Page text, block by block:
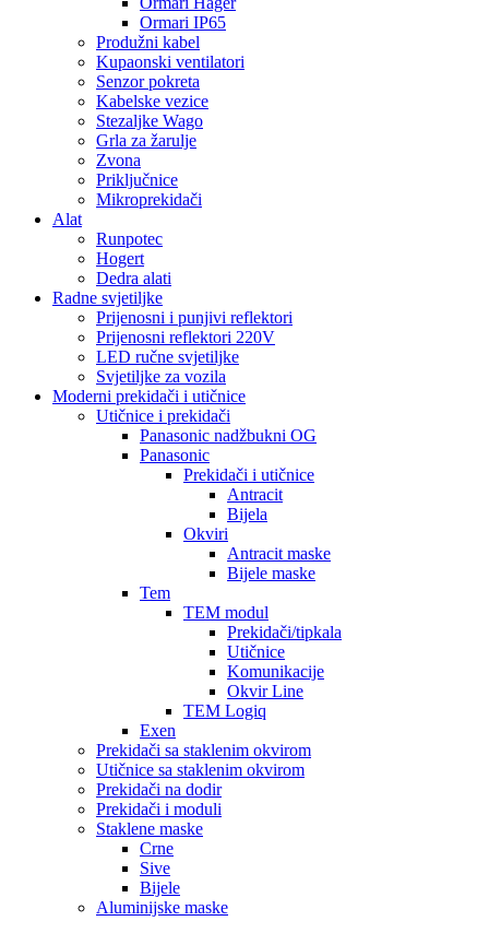
Ormari IP65
Produžni kabel
Kupaonski ventilatori
Senzor pokreta
Kabelske vezice
Stezaljke Wago
Grla za žarulje
Zvona
Priključnice
Mikroprekidači
Alat
Runpotec
Hogert
Dedra alati
Radne svjetiljke
Prijenosni i punjivi reflektori
Prijenosni reflektori 220V
LED ručne svjetiljke
Svjetiljke za vozila
Moderni prekidači i utičnice
Utičnice i prekidači
Panasonic nadžbukni OG
Panasonic
Prekidači i utičnice
Antracit
Bijela
Okviri
Antracit maske
Bijele maske
Tem
TEM modul
Prekidači/tipkala
Utičnice
Komunikacije
Okvir Line
TEM Logiq
Exen
Prekidači sa staklenim okvirom
Utičnice sa staklenim okvirom
Prekidači na dodir
Prekidači i moduli
Staklene maske
Crne
Sive
Bijele
Aluminijske maske